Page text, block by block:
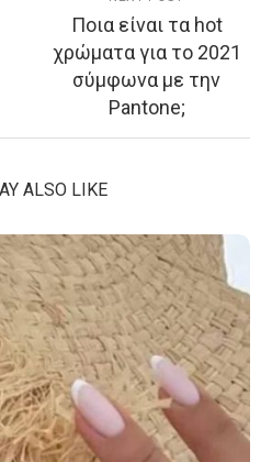
Ποια είναι τα hot
χρώματα για το 2021
σύμφωνα με την
Pantone;
ALSO LIKE